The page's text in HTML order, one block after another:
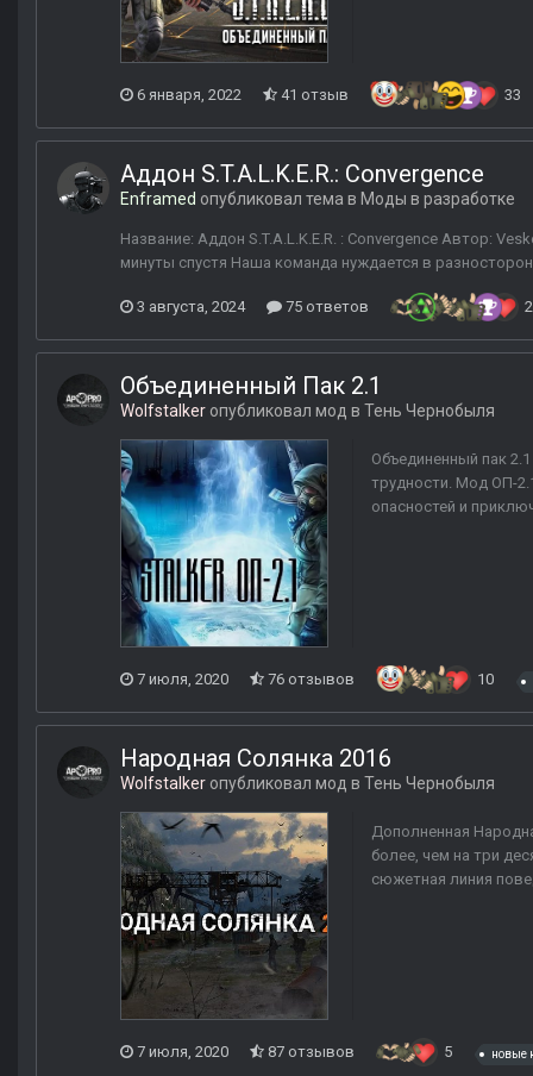
6 января, 2022 41 отзыв 33
Аддон S.T.A.L.K.E.R.: Convergence
Enframed опубликовал тема в Моды в разработке
Название: Аддон S.T.A.L.K.E.R. : Convergence Автор:
минуты спустя Наша команда нуждается в
3 августа, 2024 75 ответов
Объединенный Пак 2.1
Wolfstalker опубликовал мод в Тень Чернобыля
Объединенный пак
трудности. Мод ОП-
опасностей и
7 июля, 2020 76 отзывов 10
Народная Солянка 2016
Wolfstalker опубликовал мод в Тень Чернобыля
Дополненная
более, чем на три
сюжетная линия
7 июля, 2020 87 отзывов 5 новые